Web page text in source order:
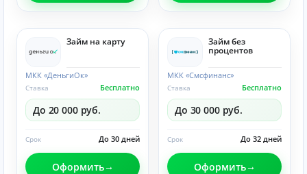
Займ на карту
МКК «ДеньгиОк»
Бесплатно
Ставка
До 20 000 руб.
До 30 дней
Срок
Оформить
Займ без
процентов
МКК «Смсфинанс»
Бесплатно
Ставка
До 30 000 руб.
До 32 дней
Срок
Оформить